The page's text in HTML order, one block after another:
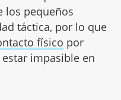
los pequeños
táctica, por lo que
físico por
impasible en